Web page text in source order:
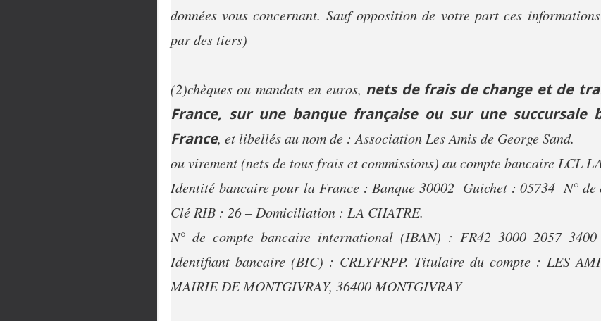
données vous concernant. Sauf opposition de votre part ces
par des tiers)
(2)chèques ou mandats en euros, nets de frais de change et de
France, sur une banque française ou sur une succursale
France, et libellés au nom de : Association Les Amis de George Sand.
ou virement (nets de tous frais et commissions) au compte bancaire LCL
Identité bancaire pour la France : Banque 30002  Guichet : 05734  N° de
Clé RIB : 26 – Domiciliation : LA CHATRE.
N° de compte bancaire international (IBAN) : FR42 3000 2057
Identifiant bancaire (BIC) : CRLYFRPP. Titulaire du compte : LES
MAIRIE DE MONTGIVRAY, 36400 MONTGIVRAY